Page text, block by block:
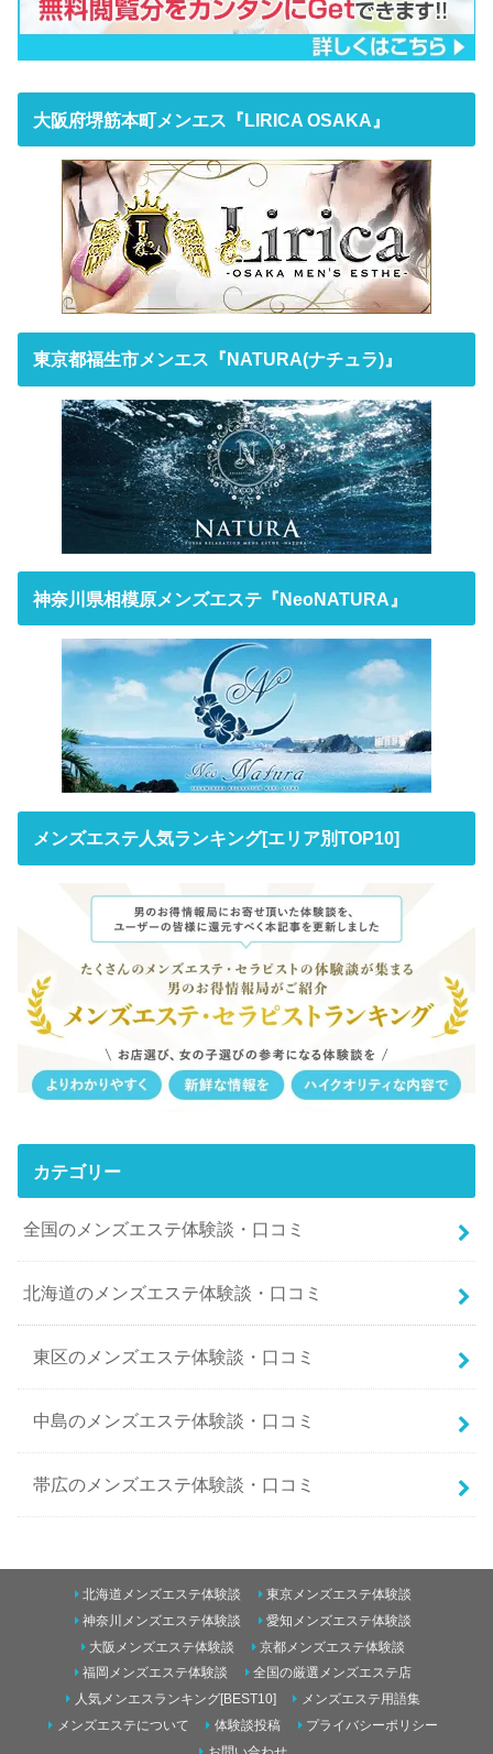
大阪府堺筋本町メンエス『LIRICA OSAKA』
東京都福生市メンエス『NATURA(ナチュラ)』
神奈川県相模原メンズエステ『NeoNATURA』
メンズエステ人気ランキング[エリア別TOP10]
カテゴリー
全国のメンズエステ体験談・口コミ
北海道のメンズエステ体験談・口コミ
東区のメンズエステ体験談・口コミ
中島のメンズエステ体験談・口コミ
帯広のメンズエステ体験談・口コミ
東のメンズエステ体験談・口コミ
すすきののメンズエステ体験談・口コミ
北海道メンズエステ体験談
東京メンズエステ体験談
神奈川メンズエステ体験談
愛知メンズエステ体験談
大阪メンズエステ体験談
京都メンズエステ体験談
福岡メンズエステ体験談
全国の厳選メンズエステ店
人気メンエスランキング[BEST10]
メンズエステ用語集
メンズエステについて
体験談投稿
プライバシーポリシー